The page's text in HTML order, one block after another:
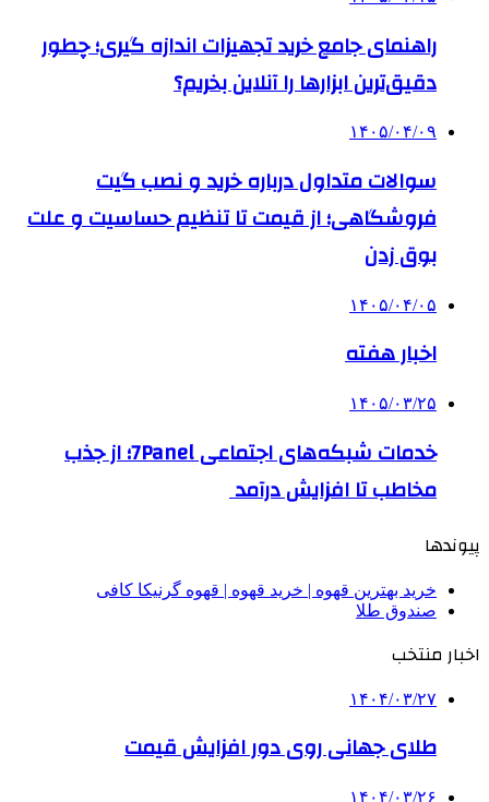
راهنمای جامع خرید تجهیزات اندازه گیری؛ چطور
دقیق‌ترین ابزارها را آنلاین بخریم؟
۱۴۰۵/۰۴/۰۹
سوالات متداول درباره خرید و نصب گیت
فروشگاهی؛ از قیمت تا تنظیم حساسیت و علت
بوق زدن
۱۴۰۵/۰۴/۰۵
اخبار هفته
۱۴۰۵/۰۳/۲۵
خدمات شبکه‌های اجتماعی 7Panel؛ از جذب
مخاطب تا افزایش درآمد
پیوندها
خرید بهترین قهوه | خرید قهوه | قهوه گرنیکا کافی
صندوق طلا
اخبار منتخب
۱۴۰۴/۰۳/۲۷
طلای جهانی روی دور افزایش قیمت
۱۴۰۴/۰۳/۲۶